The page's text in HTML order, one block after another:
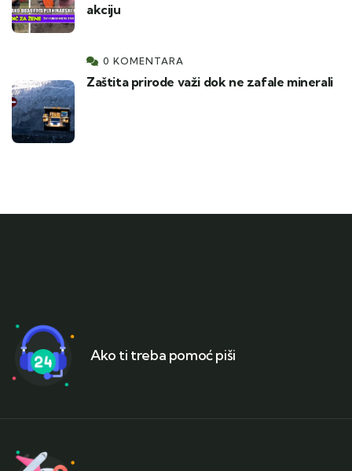
akciju
0 KOMENTARA
Zaštita prirode važi dok ne zafale minerali
Ako ti treba pomoć piši